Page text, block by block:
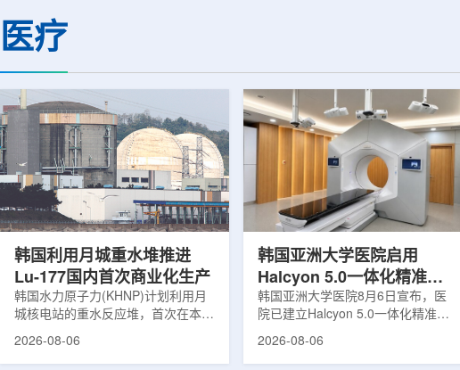
医疗
韩国利用月城重水堆推进
Lu-177国内首次商业化生产
韩国水力原子力(KHNP)计划利用月
城核电站的重水反应堆，首次在本土
生产用于癌症治疗的放射性同位素
2026-08-06
韩国亚洲大学医院启用
Halcyon 5.0一体化精准放
射治疗方案
韩国亚洲大学医院8月6日宣布，医
院已建立Halcyon 5.0一体化精准放
射治疗解决方案，并开始全面用于患
2026-08-06